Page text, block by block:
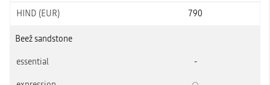
790
Beež sandstone
-